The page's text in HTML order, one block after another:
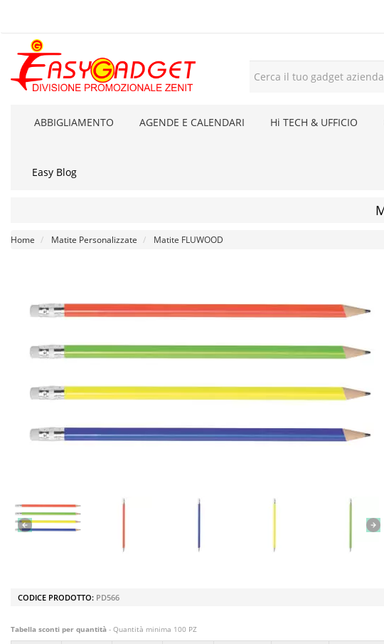
ABBIGLIAMENTO AGENDE E CALENDARI Hi TECH & UFFICIO
Easy Blog
Home Matite Personalizzate Matite FLUWOOD
CODICE PRODOTTO: PD566
Tabella sconti per quantità - Quantità minima 100 PZ